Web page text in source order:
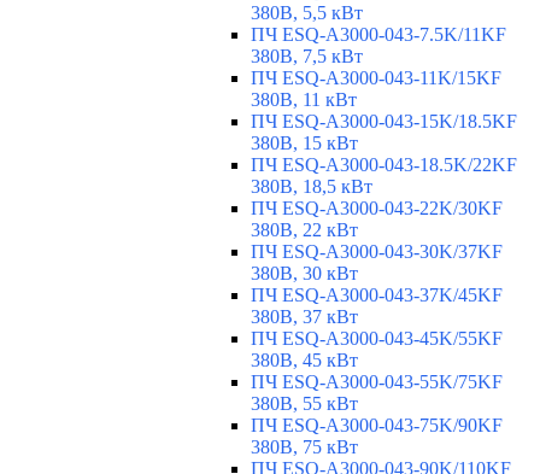
380В, 5,5 кВт
ПЧ ESQ-A3000-043-7.5K/11KF
380В, 7,5 кВт
ПЧ ESQ-A3000-043-11K/15KF
380В, 11 кВт
ПЧ ESQ-A3000-043-15K/18.5KF
380В, 15 кВт
ПЧ ESQ-A3000-043-18.5K/22KF
380В, 18,5 кВт
ПЧ ESQ-A3000-043-22K/30KF
380В, 22 кВт
ПЧ ESQ-A3000-043-30K/37KF
380В, 30 кВт
ПЧ ESQ-A3000-043-37K/45KF
380В, 37 кВт
ПЧ ESQ-A3000-043-45K/55KF
380В, 45 кВт
ПЧ ESQ-A3000-043-55K/75KF
380В, 55 кВт
ПЧ ESQ-A3000-043-75K/90KF
380В, 75 кВт
ПЧ ESQ-A3000-043-90K/110KF